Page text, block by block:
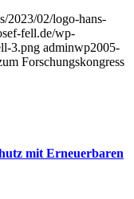
2023/02/logo-hans-
fell.de/wp-
3.png adminwp2005-
Forschungskongress
mit Erneuerbaren